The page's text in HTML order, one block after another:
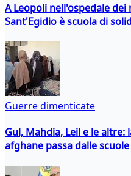
A Leopoli nell'ospedale
Sant'Egidio è scuola di
Guerre dimenticate
Gul, Mahdia, Leil e le
afghane passa dalle